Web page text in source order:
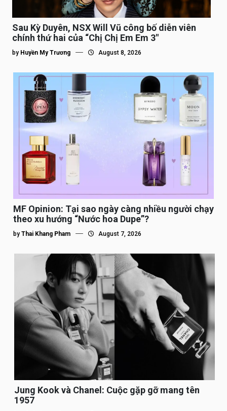
Sau Kỳ Duyên, NSX Will Vũ công bố diễn viên
chính thứ hai của “Chị Chị Em Em 3″
by Huyền My Trương August 8, 2026
MF Opinion: Tại sao ngày càng nhiều người chạy
theo xu hướng “Nước hoa Dupe”?
by Thai Khang Pham August 7, 2026
Jung Kook và Chanel: Cuộc gặp gỡ mang tên
1957